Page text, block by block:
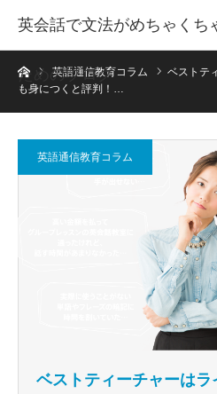
英会話で文法がめちゃくち
ためのブログ
ホーム英語通信教育コラム
ベストテ
も身につくと評判！…
英語通信教育コラム
ベストティーチャーはラ